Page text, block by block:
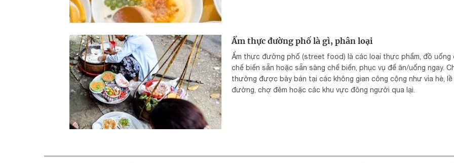
Ẩm thực đường phố là gì, phân loại
Ẩm thực đường phố (street food) là các loại thực phẩm, đồ uống
chế biến sẵn hoặc sẵn sàng chế biến, phục vụ để ăn/uống ngay.
thường được bày bán tại các không gian công cộng như vỉa hè, lề
đường, chợ đêm hoặc các khu vực đông người qua lại.